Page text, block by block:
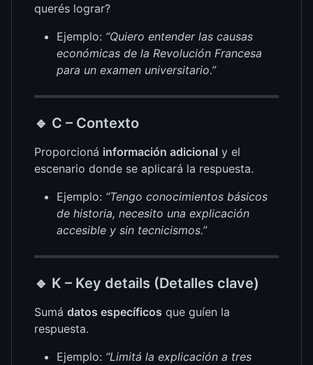
querés lograr?
Ejemplo: “Quiero entender las causas
económicas de la Revolución Francesa
para un examen universitario.”
🔹 C – Contexto
Proporcioná información adicional y el
escenario donde se aplicará la respuesta.
Ejemplo: “Tengo conocimientos básicos
de historia, necesito una explicación
accesible y sin tecnicismos.”
🔹 K – Key details (Detalles clave)
Sumá datos específicos que guíen la
respuesta.
Ejemplo: “Limitá la explicación a tres